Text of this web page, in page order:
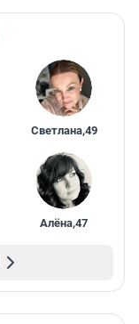
Светлана,49
Алёна,47